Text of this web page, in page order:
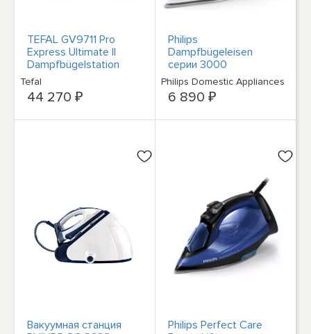
TEFAL GV9711 Pro
Express Ultimate II
Dampfbügelstation
Bügeleisen 3000 Вт
Tefal
44 270 ₽
Philips
Dampfbügeleisen
серии 3000
мощностью 2000 Вт,
производительность
30 г/мин, 140 г
Philips Domestic Appliances
6 890 ₽
Вакуумная станция
Philips Perfect Care